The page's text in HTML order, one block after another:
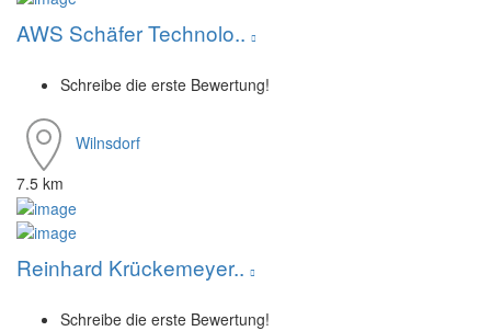
AWS Schäfer Technolo..
Schreibe die erste Bewertung!
Wilnsdorf
7.5 km
Reinhard Krückemeyer..
Schreibe die erste Bewertung!